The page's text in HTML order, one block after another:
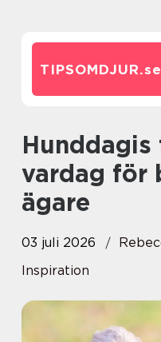
TIPSOMDJUR.se
Hunddagis tibro en trygg
vardag för
ägare
03 juli 2026
Inspiration